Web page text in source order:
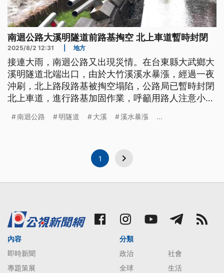
南迴公路大溪明隧道前路基掏空 北上車道暫時封閉
2025/8/2 12:31 地方
接連大雨，南迴公路又出現災情。在台東縣大武鄉大
溪明隧道北端出口，由於大竹溪溪水暴漲，經過一夜
沖刷，北上路段路基被掏空塌陷，公路局已暫時封閉
北上車道，進行路基加固作業，呼籲用路人注意小心
南迴公路 明隧道 大溪 溪水暴漲 ...
1
內容
即時新聞
專題策展
分類
政治
社會
全球
生活